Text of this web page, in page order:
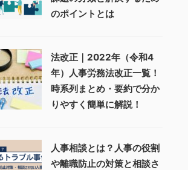
のポイントとは
法改正｜2022年（令和4
年）人事労務法改正一覧！
時系列まとめ・要約で分か
りやすく簡単に解説！
人事相談とは？人事の役割
や離職防止の対策と相談さ